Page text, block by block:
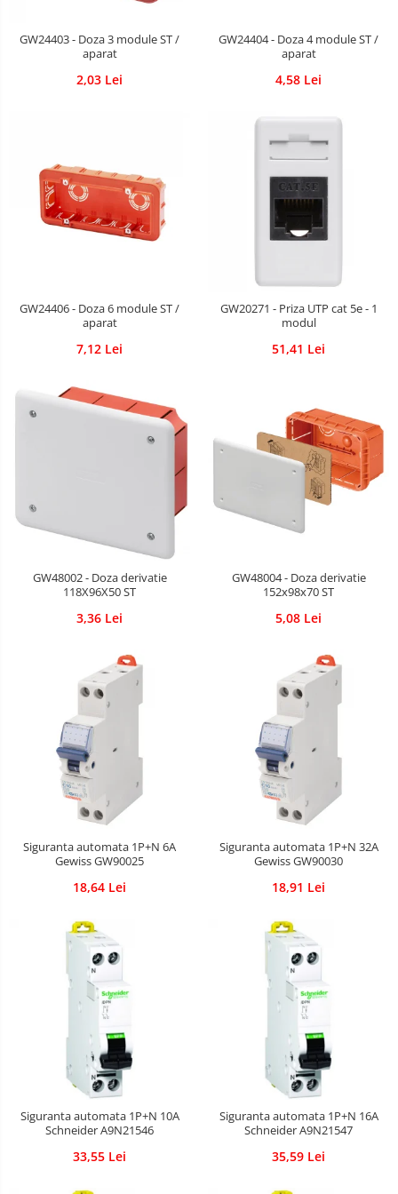
Sigurante Legrand
Sigurante Schneider
Tablouri electrice
GW24403 - Doza 3 module ST /
aparat
2,03 Lei
GW24404 - Doza 4 module ST /
aparat
4,58 Lei
GW24406 - Doza 6 module ST /
aparat
7,12 Lei
GW20271 - Priza UTP cat 5e - 1
modul
51,41 Lei
GW48002 - Doza derivatie
118X96X50 ST
3,36 Lei
GW48004 - Doza derivatie
152x98x70 ST
5,08 Lei
Siguranta automata 1P+N 6A
Gewiss GW90025
18,64 Lei
Siguranta automata 1P+N 32A
Gewiss GW90030
18,91 Lei
Siguranta automata 1P+N 10A
Schneider A9N21546
33,55 Lei
Siguranta automata 1P+N 16A
Schneider A9N21547
35,59 Lei